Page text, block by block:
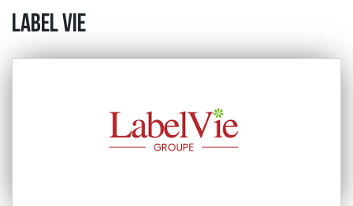
label vie